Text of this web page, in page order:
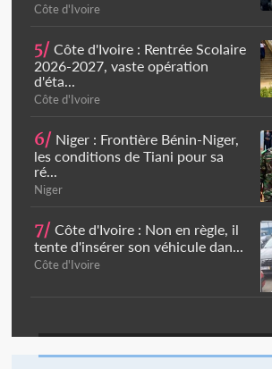
Côte d'Ivoire
5/ Côte d'Ivoire : Rentrée Scolaire
2026-2027, vaste opération
d'éta...
Côte d'Ivoire
6/ Niger : Frontière Bénin-Niger,
les conditions de Tiani pour sa
ré...
Niger
7/ Côte d'Ivoire : Non en règle, il
tente d'insérer son véhicule dan...
Côte d'Ivoire